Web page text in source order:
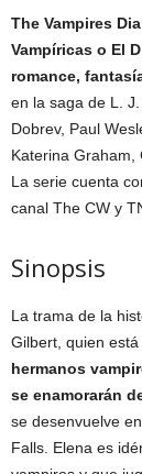
The Vampires
Vampíricas o El
romance,
en la saga de L.
Dobrev, Paul
Katerina Graham,
La serie cuenta
canal The CW y
Sinopsis
La trama de la
Gilbert, quien
hermanos
se enamorarán
se desenvuelve
Falls. Elena es